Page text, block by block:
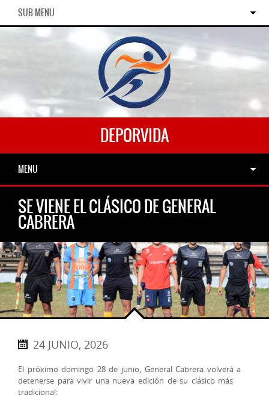
SUB MENU
DEPORVIDA
MENU
SE VIENE EL CLÁSICO DE GENERAL
CABRERA
24 JUNIO, 2026
El próximo domingo 28 de junio, General Cabrera volverá a
detenerse para vivir una nueva edición de su clásico más
tradicional: